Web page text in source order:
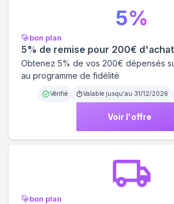
bon plan
5% de remise pour 200€
Obtenez 5% de vos 200€ dépensés
au programme de fidélité
Vérifié Valable jusqu'au 31/12/2026
Voir l'offre
5%
bon plan